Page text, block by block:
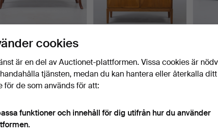
skänk / barskåp i teak,
1950-t…
5 aug 2026
bud
USD
model…
Klubbades 5 aug 2026
27 bud
ETT…
5 bud
cookies
är en del av Auctionet-plattformen. Vissa cookies är
tjänsten, medan du kan hantera eller återkalla ditt
för de som används för att:
funktioner och innehåll för dig utifrån hur du använder